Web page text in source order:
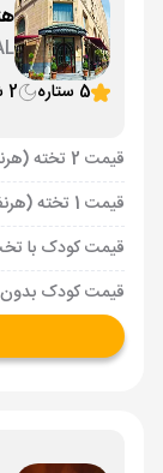
5 ستاره
2 شب
قیمت 2 تخته (هرنفر)
قیمت 1 تخته (هرنفر)
قیمت کودک با
قیمت کودک